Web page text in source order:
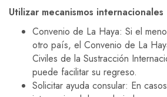
Utilizar mecanismos internacionales
Convenio de La Haya: Si el
otro país, el Convenio de La
Civiles de la Sustracción
puede facilitar su regreso.
Solicitar ayuda consular: En